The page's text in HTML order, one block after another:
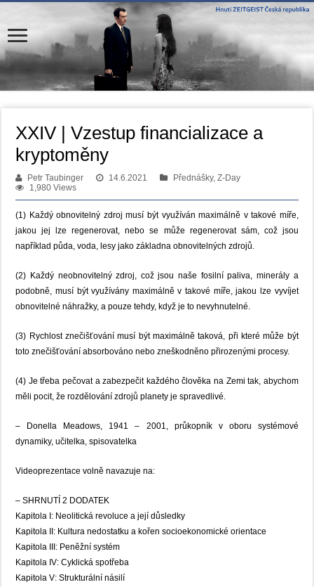
XXIV | Vzestup financializace a
kryptoměny
Petr Taubinger 14.6.2021
Přednášky, Z-Day
1,980 Views
(1) Každý obnovitelný zdroj musí být využíván maximálně v takové míře,
jakou jej lze regenerovat, nebo se může regenerovat sám, což jsou
například půda, voda, lesy jako základna obnovitelných zdrojů.
(2) Každý neobnovitelný zdroj, což jsou naše fosilní paliva, minerály a
podobně, musí být využívány maximálně v takové míře, jakou lze vyvíjet
obnovitelné náhražky, a pouze tehdy, když je to nevyhnutelné.
(3) Rychlost znečišťování musí být maximálně taková, při které může být
toto znečišťování absorbováno nebo zneškodněno přirozenými procesy.
(4) Je třeba pečovat a zabezpečit každého člověka na Zemi tak, abychom
měli pocit, že rozdělování zdrojů planety je spravedlivé.
– Donella Meadows, 1941 – 2001, průkopník v oboru systémové
dynamiky, učitelka, spisovatelka
Videoprezentace volně navazuje na:
– SHRNUTÍ 2 DODATEK
Kapitola I: Neolitická revoluce a její důsledky
Kapitola II: Kultura nedostatku a kořen socioekonomické orientace
Kapitola III: Peněžní systém
Kapitola IV: Cyklická spotřeba
Kapitola V: Strukturální násilí